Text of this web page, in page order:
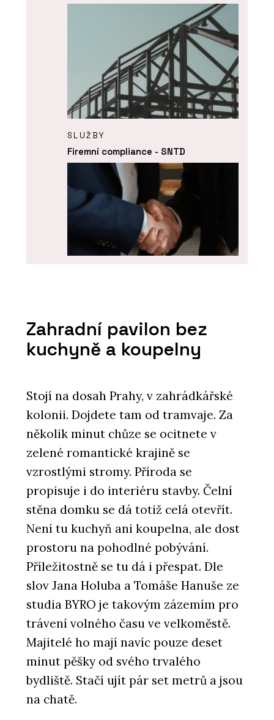
SLUŽBY
Firemní compliance - SNTD
SNTD
Sokol, Novák, Trojan, Doleček a
partneři (SNTD)
SLUŽBY
Řešení sporů a arbitráže - SNTD
Zahradní pavilon bez
kuchyně a koupelny
Stojí na dosah Prahy, v zahrádkářské
kolonii. Dojdete tam od tramvaje. Za
několik minut chůze se ocitnete v
zelené romantické krajině se
vzrostlými stromy. Příroda se
propisuje i do interiéru stavby. Čelní
stěna domku se dá totiž celá otevřít.
Není tu kuchyň ani koupelna, ale dost
prostoru na pohodlné pobývání.
Příležitostně se tu dá i přespat. Dle
slov Jana Holuba a Tomáše Hanuše ze
studia BYRO je takovým zázemím pro
trávení volného času ve velkoměstě.
Majitelé ho mají navíc pouze deset
minut pěšky od svého trvalého
bydliště. Stačí ujít pár set metrů a jsou
na chatě.